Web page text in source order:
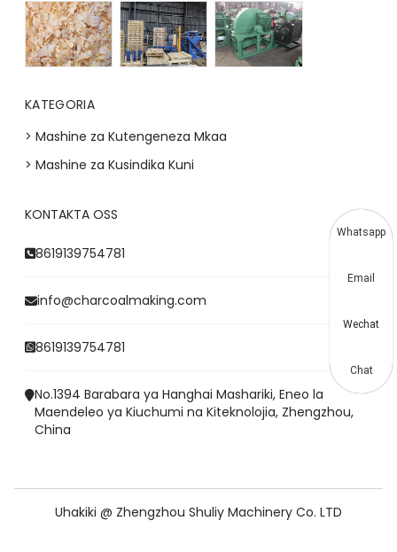
KATEGORIA
> Mashine za Kutengeneza Mkaa
> Mashine za Kusindika Kuni
KONTAKTA OSS
8619139754781
info@charcoalmaking.com
8619139754781
No.1394 Barabara ya Hanghai Mashariki, Eneo la
Maendeleo ya Kiuchumi na Kiteknolojia, Zhengzhou,
China
Uhakiki @ Zhengzhou Shuliy Machinery Co. LTD
Whatsapp
Email
Wechat
Chat